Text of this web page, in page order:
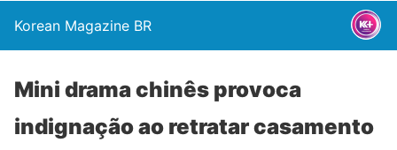
Korean Magazine BR
Mini drama chinês provoca
indignação ao retratar casamento